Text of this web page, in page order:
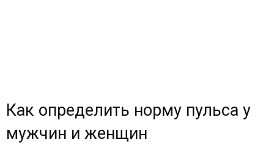
Как определить норму пульса у
мужчин и женщин